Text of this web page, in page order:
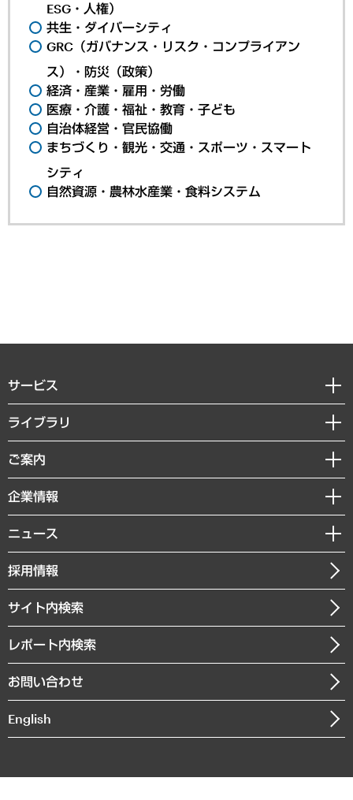
ESG・人権）
共生・ダイバーシティ
GRC（ガバナンス・リスク・コンプライアン
ス）・防災（政策）
経済・産業・雇用・労働
医療・介護・福祉・教育・子ども
自治体経営・官民協働
まちづくり・観光・交通・スポーツ・スマート
シティ
自然資源・農林水産業・食料システム
サービス
経営戦略
組織・人事戦略
デジタルイノベーション
共生・ダイバーシティ
GRC（ガバナンス・リスク・コンプライアンス）・防災（政策）
経済・産業・雇用・労働
まちづくり・観光・交通・スポーツ・スマートシティ
自然資源・農林水産業・食料システム
ライブラリ
経済調査
レポート
コラム
経営用語集
受託・受注実績（官公庁関連）
メディア掲載・出演
ご案内
セミナー・イベント情報
MUFGビジネスセミナー
受託案件情報
企業情報
私たちの想い
社長メッセージ
会社概要
沿革
組織図・本部部室紹介
インドネシア現地法人
個人情報保護方針
ニュース
ニュースリリース
お知らせ
採用情報
サイト内検索
レポート内検索
お問い合わせ
English